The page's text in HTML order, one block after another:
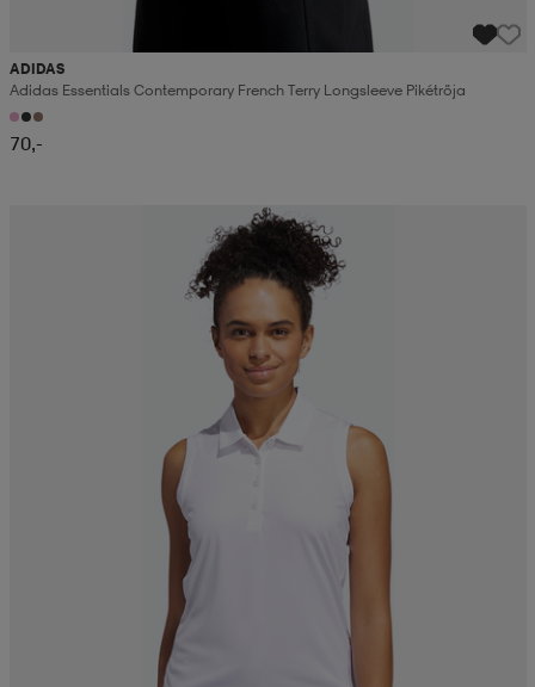
ADIDAS
Adidas Essentials Contemporary French Terry Longsleeve Pikétröja
70,-